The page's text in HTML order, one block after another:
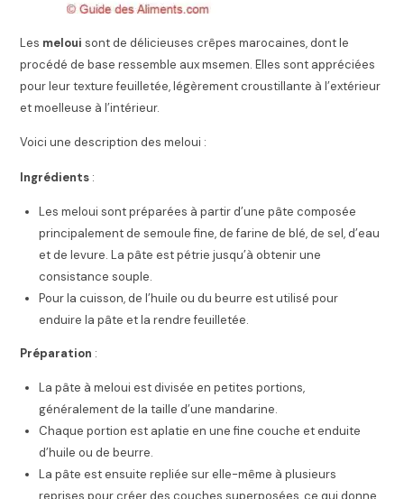
Les meloui sont de délicieuses crêpes marocaines, dont le
procédé de base ressemble aux msemen. Elles sont appréciées
pour leur texture feuilletée, légèrement croustillante à l’extérieur
et moelleuse à l’intérieur.
Voici une description des meloui :
Ingrédients :
Les meloui sont préparées à partir d’une pâte composée
principalement de semoule fine, de farine de blé, de sel, d’eau
et de levure. La pâte est pétrie jusqu’à obtenir une
consistance souple.
Pour la cuisson, de l’huile ou du beurre est utilisé pour
enduire la pâte et la rendre feuilletée.
Préparation :
La pâte à meloui est divisée en petites portions,
généralement de la taille d’une mandarine.
Chaque portion est aplatie en une fine couche et enduite
d’huile ou de beurre.
La pâte est ensuite repliée sur elle-même à plusieurs